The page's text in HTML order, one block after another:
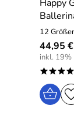
Happy
12
44,95 €
inkl. 19%